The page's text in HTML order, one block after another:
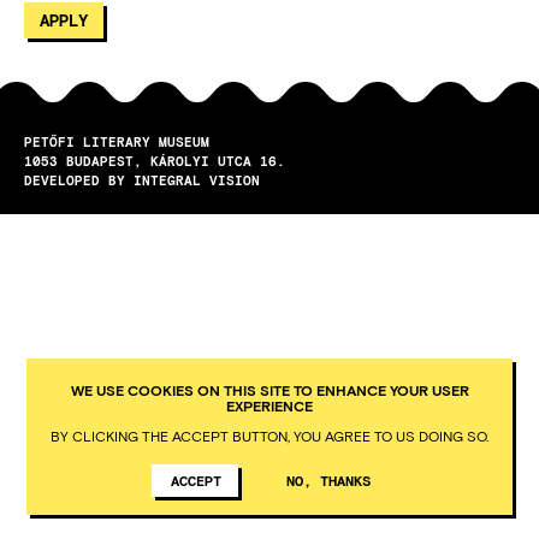
PETŐFI LITERARY MUSEUM
1053
BUDAPEST
KÁROLYI UTCA 16.
DEVELOPED BY INTEGRAL VISION
WE USE COOKIES ON THIS SITE TO ENHANCE YOUR USER
EXPERIENCE
BY CLICKING THE ACCEPT BUTTON, YOU AGREE TO US DOING SO.
ACCEPT NO, THANKS